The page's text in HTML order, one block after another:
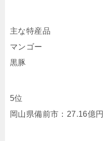
主な特産品
マンゴー
黒豚
5位
岡山県備前市：27.16億円